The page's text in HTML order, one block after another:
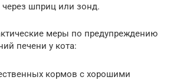
шприц или зонд.
меры по предупреждению
печени у кота:
кормов с хорошими